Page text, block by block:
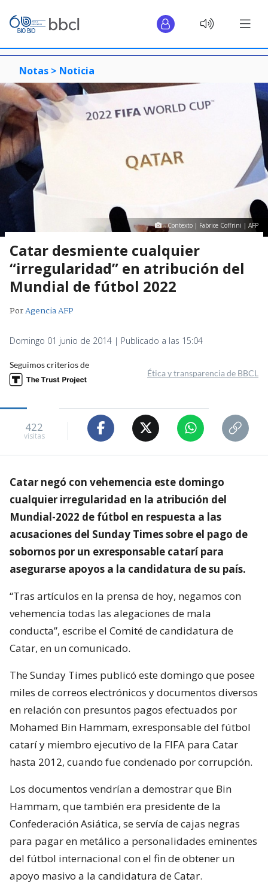
Notas > Noticia
Contexto | Fabrice Coffrini | AFP
Catar desmiente cualquier
“irregularidad” en atribución del
Mundial de fútbol 2022
PorAgencia AFP
Domingo 01 junio de 2014 | Publicado a las 15:04
Seguimos criterios de
Ética y transparencia de BBCL
422
visitas
Catar negó con vehemencia este domingo
cualquier irregularidad en la atribución del
Mundial-2022 de fútbol en respuesta a las
acusaciones del Sunday Times sobre el pago de
sobornos por un exresponsable catarí para
asegurarse apoyos a la candidatura de su país.
“Tras artículos en la prensa de hoy, negamos con
vehemencia todas las alegaciones de mala
conducta”, escribe el Comité de candidatura de
Catar, en un comunicado.
The Sunday Times publicó este domingo que posee
miles de correos electrónicos y documentos diversos
en relación con presuntos pagos efectuados por
Mohamed Bin Hammam, exresponsable del fútbol
catarí y miembro ejecutivo de la FIFA para Catar
hasta 2012, cuando fue condenado por corrupción.
Los documentos vendrían a demostrar que Bin
Hammam, que también era presidente de la
Confederación Asiática, se servía de cajas negras
para pagar en metálico a personalidades eminentes
del fútbol internacional con el fin de obtener un
apoyo masivo a la candidatura de Catar.